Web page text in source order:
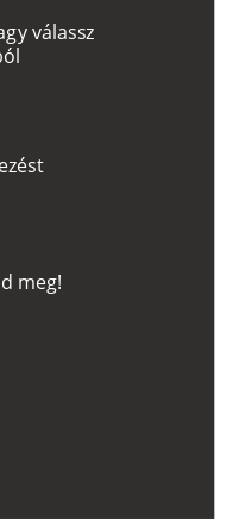
gyválassz
ól
ezést
d meg!